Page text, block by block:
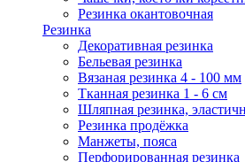
Резинка окантовочная
Резинка
Декоративная резинка
Бельевая резинка
Вязаная резинка 4 - 100 мм
Тканная резинка 1 - 6 см
Шляпная резинка,
Резинка продёжка
Манжеты, пояса
Перфорированная резинка